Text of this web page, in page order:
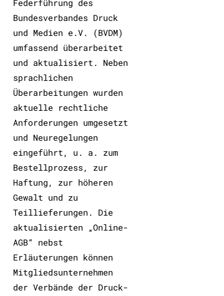
Federführung des
Bundesverbandes Druck
und Medien e.V. (BVDM)
umfassend überarbeitet
und aktualisiert. Neben
sprachlichen
Überarbeitungen wurden
aktuelle rechtliche
Anforderungen umgesetzt
und Neuregelungen
eingeführt, u. a. zum
Bestellprozess, zur
Haftung, zur höheren
Gewalt und zu
Teillieferungen. Die
aktualisierten „Online-
AGB“ nebst
Erläuterungen können
Mitgliedsunternehmen
der Verbände der Druck-